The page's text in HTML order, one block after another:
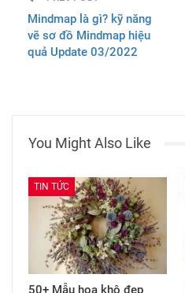
Mindmap là gì? kỹ năng
vẽ sơ đồ Mindmap hiệu
quả Update 03/2022
You Might Also Like
TIN TỨC
50+ Mẫu hoa khô đẹp